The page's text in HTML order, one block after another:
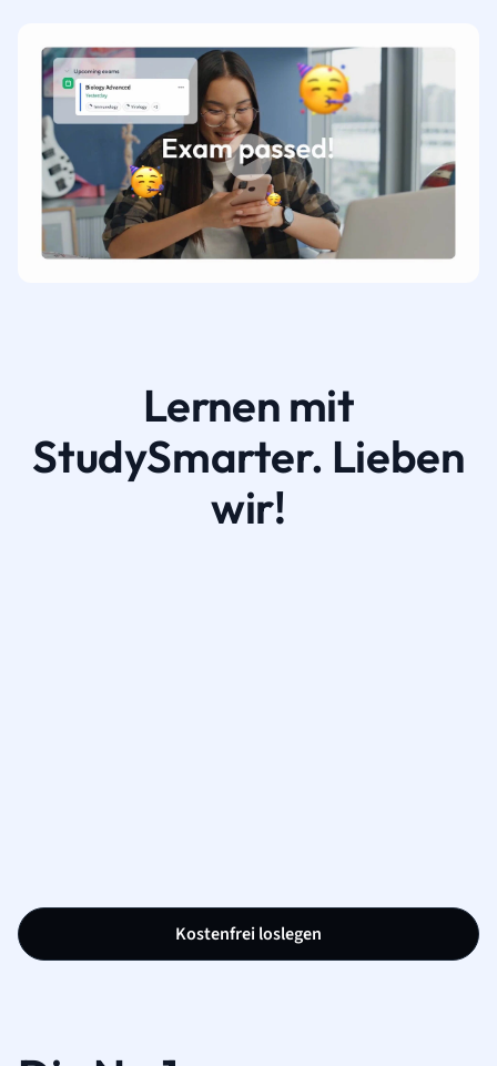
Lernen mit
StudySmarter. Lieben
wir!
Kostenfrei loslegen